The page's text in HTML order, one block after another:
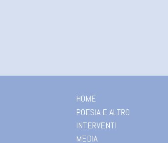
HOME
POESIA E ALTRO
INTERVENTI
MEDIA